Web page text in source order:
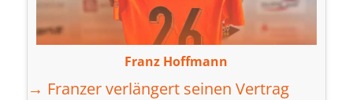
Franz Hoffmann
→ Franzer verlängert seinen Vertrag